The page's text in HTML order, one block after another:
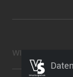
WIDERRUF